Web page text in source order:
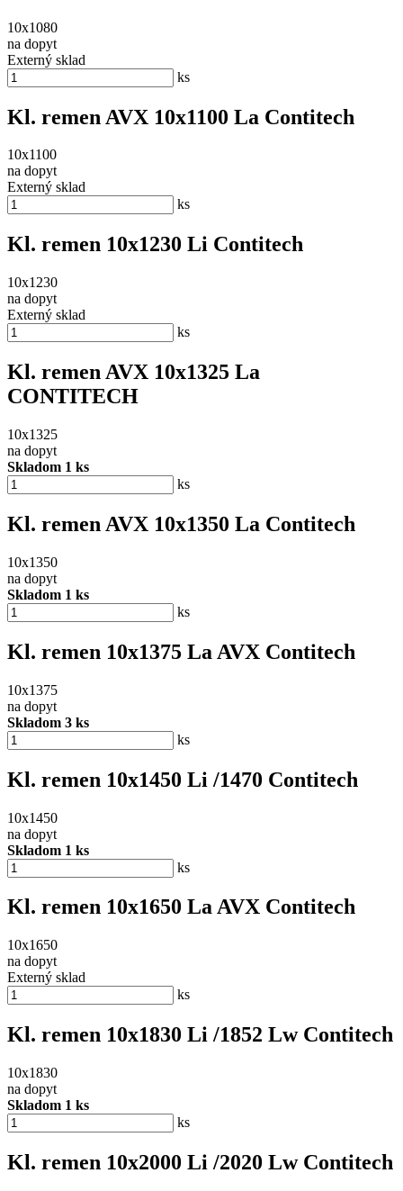
10x1080
na dopyt
Externý sklad
ks
Kl. remen AVX 10x1100 La Contitech
10x1100
na dopyt
Externý sklad
ks
Kl. remen 10x1230 Li Contitech
10x1230
na dopyt
Externý sklad
ks
Kl. remen AVX 10x1325 La
CONTITECH
10x1325
na dopyt
Skladom 1 ks
ks
Kl. remen AVX 10x1350 La Contitech
10x1350
na dopyt
Skladom 1 ks
ks
Kl. remen 10x1375 La AVX Contitech
10x1375
na dopyt
Skladom 3 ks
ks
Kl. remen 10x1450 Li /1470 Contitech
10x1450
na dopyt
Skladom 1 ks
ks
Kl. remen 10x1650 La AVX Contitech
10x1650
na dopyt
Externý sklad
ks
Kl. remen 10x1830 Li /1852 Lw Contitech
10x1830
na dopyt
Skladom 1 ks
ks
Kl. remen 10x2000 Li /2020 Lw Contitech